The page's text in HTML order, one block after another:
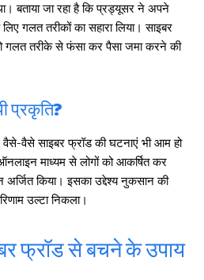
बताया जा रहा है कि प्रड्यूसर ने अपने
गलत तरीकों का सहारा लिया। साइबर
गलत तरीके से फंसा कर पैसा जमा करने की
प्रकृति?
वैसे साइबर फ्रॉड की घटनाएं भी आम हो
माध्यम से लोगों को आकर्षित कर
किया। इसका उद्देश्य नुकसान की
उल्टा निकला।
फ्रॉड से बचने के उपाय